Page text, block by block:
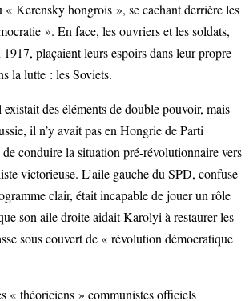
« Kerensky hongrois », se cachant derrière les
». En face, les ouvriers et les soldats,
plaçaient leurs espoirs dans leur propre
la lutte : les Soviets.
des éléments de double pouvoir, mais
il n’y avait pas en Hongrie de Parti
conduire la situation pré-révolutionnaire vers
victorieuse. L’aile gauche du SPD, confuse
clair, était incapable de jouer un rôle
son aile droite aidait Karolyi à restaurer les
sous couvert de « révolution démocratique
« théoriciens » communistes officiels